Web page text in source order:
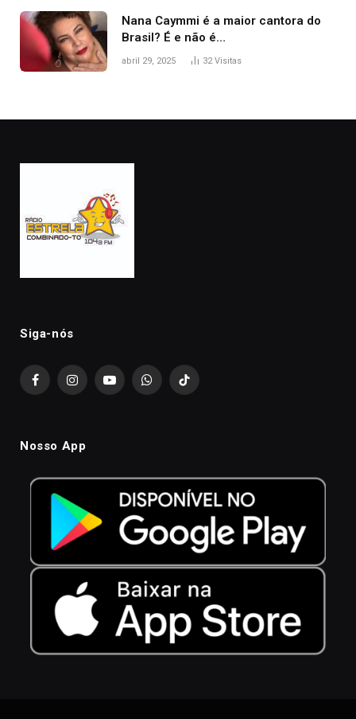
Nana Caymmi é a maior cantora do
Brasil? É e não é…
abril 29, 2025 32Visitas
Siga-nós
FacebookInstagramYouTubeWhatsAppTikTok
Nosso App